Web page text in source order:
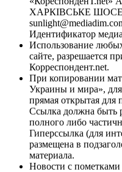
ХАРКІВСЬКЕ ШОСЕ,
Идентификатор
Использование
сайте, разрешается
Корреспондент.net.
При копировании
Украины и мира», для
прямая открытая для
Ссылка должна быть
полного либо
Гиперссылка (для
размещена в
материала.
Новости с